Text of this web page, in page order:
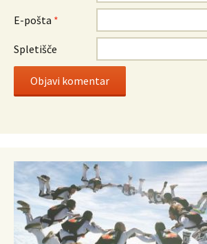
E-pošta *
Spletišče